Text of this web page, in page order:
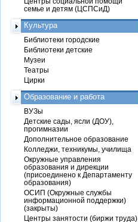
семье и детям (ЦСПСиД)
Культура
Библиотеки городские
Библиотеки детские
Музеи
Театры
Цирки
Образование и работа
ВУЗы
Детские сады, ясли (ДОУ),
прогимназии
Дополнительное образование
Колледжи, техникумы, училища
Окружные управления
образования и дирекции
(присоединено к Департаменту
образования)
ОСИП (Окружные службы
информационной поддержки)
(закрыты)
Центры занятости (биржи труда)